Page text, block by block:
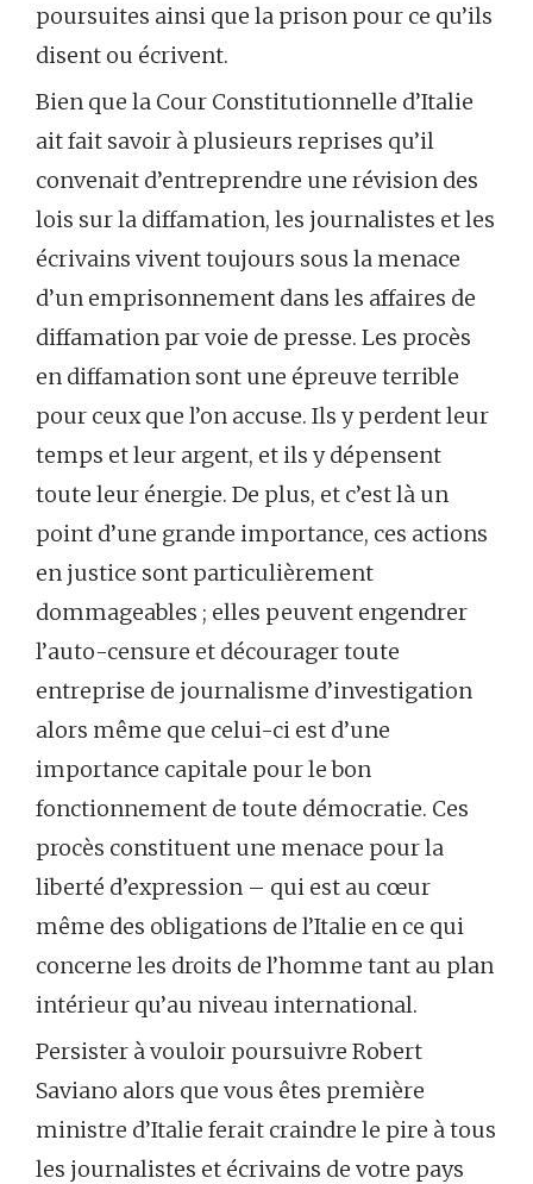
poursuites ainsi que la prison pour ce qu’ils
disent ou écrivent.
Bien que la Cour Constitutionnelle d’Italie
ait fait savoir à plusieurs reprises qu’il
convenait d’entreprendre une révision des
lois sur la diffamation, les journalistes et les
écrivains vivent toujours sous la menace
d’un emprisonnement dans les affaires de
diffamation par voie de presse. Les procès
en diffamation sont une épreuve terrible
pour ceux que l’on accuse. Ils y perdent leur
temps et leur argent, et ils y dépensent
toute leur énergie. De plus, et c’est là un
point d’une grande importance, ces actions
en justice sont particulièrement
dommageables ; elles peuvent engendrer
l’auto-censure et décourager toute
entreprise de journalisme d’investigation
alors même que celui-ci est d’une
importance capitale pour le bon
fonctionnement de toute démocratie. Ces
procès constituent une menace pour la
liberté d’expression – qui est au cœur
même des obligations de l’Italie en ce qui
concerne les droits de l’homme tant au plan
intérieur qu’au niveau international.
Persister à vouloir poursuivre Robert
Saviano alors que vous êtes première
ministre d’Italie ferait craindre le pire à tous
les journalistes et écrivains de votre pays